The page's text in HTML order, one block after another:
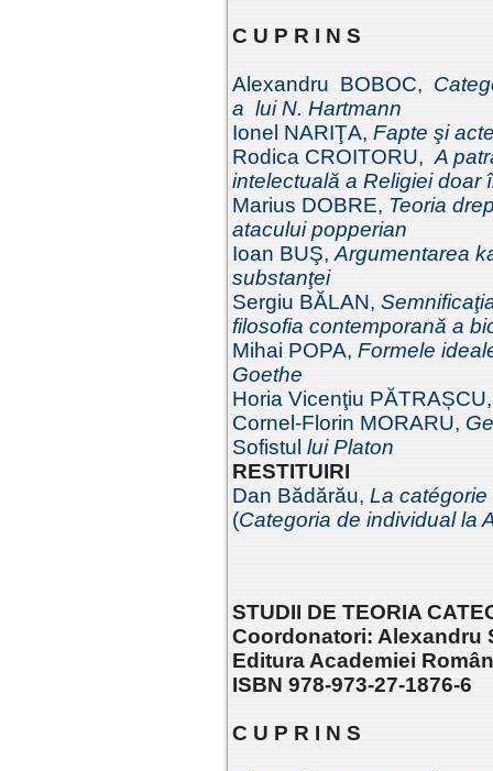
C U P R I N S
Alexandru BOBOC,
a lui N. Hartmann
Ionel NARIŢA, Fapte şi
Rodica CROITORU, A
intelectuală a Religiei doar
Marius DOBRE, Teoria
atacului popperian
Ioan BUŞ, Argumentarea
substanţei
Sergiu BĂLAN,
filosofia contemporană a
Mihai POPA, Formele
Goethe
Horia Vicenţiu PĂTRAȘCU,
Cornel-Florin MORARU,
Sofistul lui Platon
RESTITUIRI
Dan Bădărău, La catégorie
(Categoria de individual la
STUDII DE TEORIA
Coordonatori: Alexandru
Editura Academiei
ISBN 978-973-27-1876-6
C U P R I N S